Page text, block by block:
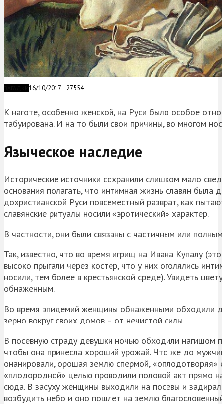
16/10/2017 27554
К наготе, особенно женской, на Руси было особое
табуирована. И на то были свои причины, во многом
Языческое наследие
Исторические источники сохранили слишком мало
основания полагать, что интимная жизнь славян была
дохристианской Руси повсеместный разврат, как
славянские ритуалы носили «эротический» характер.
В частности, они были связаны с частичным или
Так, известно, что во время игрищ на Ивана Купалу
высоко прыгали через костер, что у них оголялись
носили, тем более в крестьянской среде). Увидеть
обнаженным.
Во время эпидемий женщины обнаженными обходили
зерно вокруг своих домов – от нечистой силы.
В посевную страду девушки ночью обходили нагишом
чтобы она принесла хороший урожай. Что же до
онанировали, орошая землю спермой,
«плодородной» целью проводили половой акт прямо
сюда. В засуху женщины выходили на посевы и
возбудить небо и оно пошлет на землю